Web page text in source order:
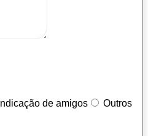
Indicação de amigos Outros